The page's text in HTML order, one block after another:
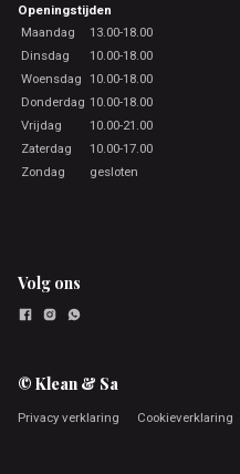
Openingstijden
Maandag
13.00-18.00
Dinsdag
10.00-18.00
Woensdag 10.00-18.00
Donderdag 10.00-18.00
Vrijdag
10.00-21.00
Zaterdag
10.00-17.00
Zondag
gesloten
Volg ons
© Klean & Sa
Privacy verklaring Cookieverklaring